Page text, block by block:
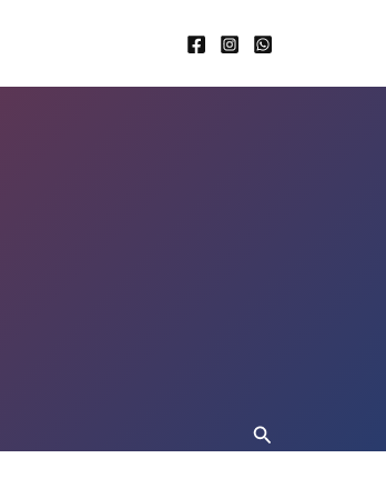
Buscar